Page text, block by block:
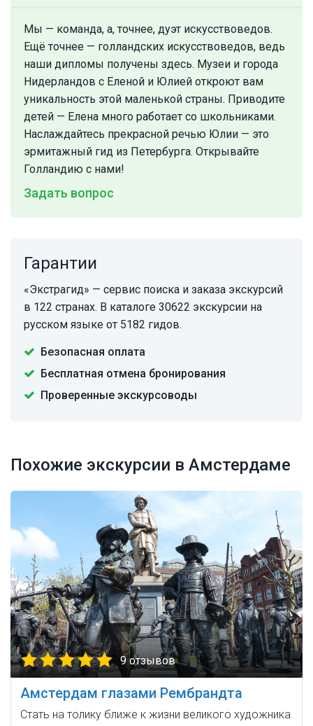
Мы — команда, а, точнее, дуэт искусствоведов.
Ещё точнее — голландских искусствоведов, ведь
наши дипломы получены здесь. Музеи и города
Нидерландов с Еленой и Юлией откроют вам
уникальность этой маленькой страны. Приводите
детей — Елена много работает со школьниками.
Наслаждайтесь прекрасной речью Юлии — это
эрмитажный гид из Петербурга. Открывайте
Голландию с нами!
Задать вопрос
Гарантии
«Экстрагид» — сервис поиска и заказа экскурсий
в 122 странах. В каталоге 30622 экскурсии на
русском языке от 5182 гидов.
Безопасная оплата
Бесплатная отмена бронирования
Проверенные экскурсоводы
Похожие экскурсии в Амстердаме
9 отзывов
Амстердам глазами Рембрандта
Стать на толику ближе к жизни великого художника